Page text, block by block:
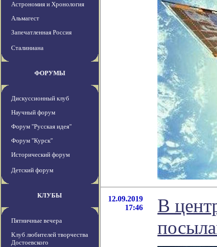
Астрономия и Хронология
Альмагест
Запечатленная Россия
Сталиниана
ФОРУМЫ
Дискуссионный клуб
Научный форум
Форум "Русская идея"
Форум "Курск"
Исторический форум
Детский форум
КЛУБЫ
Пятничные вечера
Клуб любителей творчества
Достоевского
12.09.2019
17:46
В